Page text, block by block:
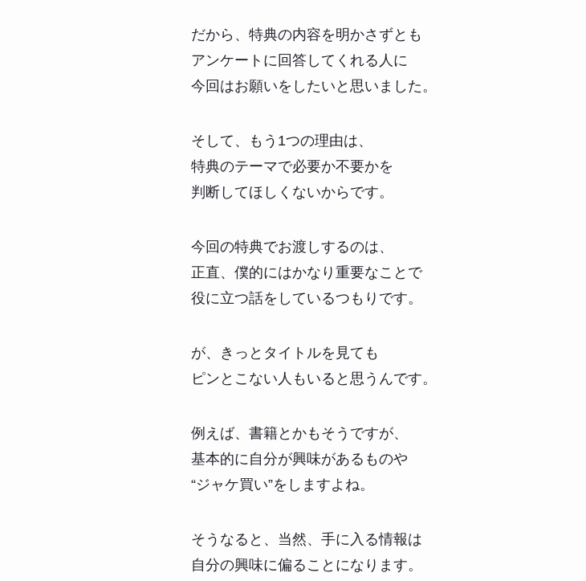
だから、特典の内容を明かさずとも
アンケートに回答してくれる人に
今回はお願いをしたいと思いました。
そして、もう1つの理由は、
特典のテーマで必要か不要かを
判断してほしくないからです。
今回の特典でお渡しするのは、
正直、僕的にはかなり重要なことで
役に立つ話をしているつもりです。
が、きっとタイトルを見ても
ピンとこない人もいると思うんです。
例えば、書籍とかもそうですが、
基本的に自分が興味があるものや
“ジャケ買い”をしますよね。
そうなると、当然、手に入る情報は
自分の興味に偏ることになります。